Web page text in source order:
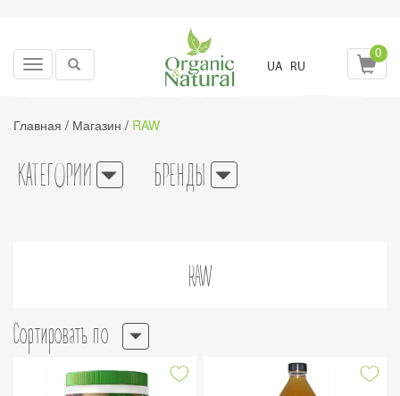
Toggle
UA RU
0
Главная / Магазин / RAW
КАТЕГОРИИ БРЕНДЫ
RAW
Сортировать по